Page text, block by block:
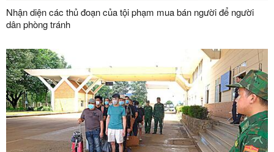
Nhận diện các thủ đoạn của tội phạm mua bán người để người
dân phòng tránh